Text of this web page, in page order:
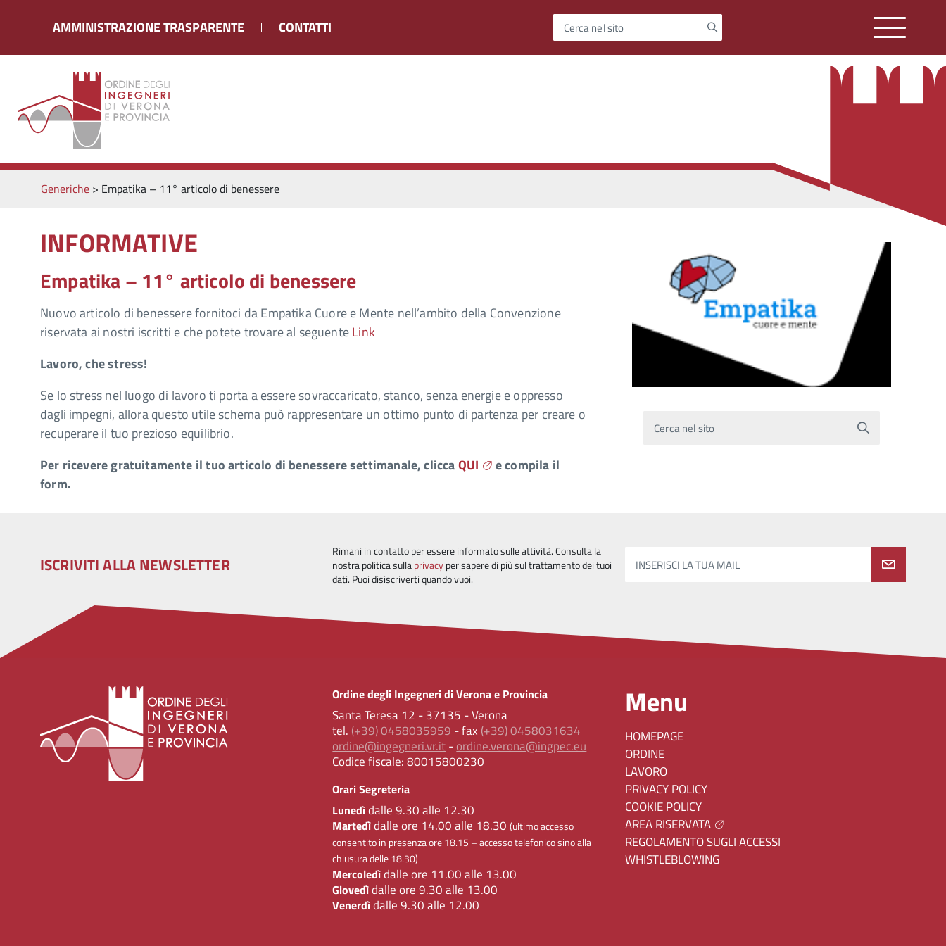
AMMINISTRAZIONE TRASPARENTE CONTATTI Cerca nel sito
Generiche> Empatika – 11° articolo di benessere
INFORMATIVE
Empatika – 11° articolo di benessere
Nuovo articolo di benessere fornitoci da Empatika Cuore e Mente nell’ambito della Convenzione
riservata ai nostri iscritti e che potete trovare al seguenteLink
Lavoro, che stress!
Se lo stress nel luogo di lavoro ti porta a essere sovraccaricato, stanco, senza energie e oppresso
dagli impegni, allora questo utile schema può rappresentare un ottimo punto di partenza per creare o
recuperare il tuo prezioso equilibrio.
Per ricevere gratuitamente il tuo articolo di benessere settimanale, cliccaQUI
e compila il
form.
Cerca nel sito
ISCRIVITI ALLA NEWSLETTER
Rimani in contatto per essere informato sulle attività. Consulta la
nostra politica sullaprivacyper sapere di più sul trattamento dei tuoi
dati. Puoi disiscriverti quando vuoi.
INSERISCI LA TUA MAIL
Ordine degli Ingegneri di Verona e Provincia
Santa Teresa 12 - 37135 - Verona
tel. (+39) 0458035959 - fax (+39) 0458031634
ordine@ingegneri.vr.it-ordine.verona@ingpec.eu
Codice fiscale:80015800230
Orari Segreteria
Lunedìdalle 9.30 alle 12.30
Martedìdalle ore 14.00 alle 18.30(ultimo accesso
consentito in presenza ore 18.15 – accesso telefonico sino alla
chiusura delle 18.30)
Mercoledìdalle ore 11.00 alle 13.00
Giovedìdalle ore 9.30 alle 13.00
Venerdìdalle 9.30 alle 12.00
Menu
HOMEPAGE
ORDINE
LAVORO
PRIVACY POLICY
COOKIE POLICY
AREA RISERVATA
REGOLAMENTO SUGLI ACCESSI
WHISTLEBLOWING